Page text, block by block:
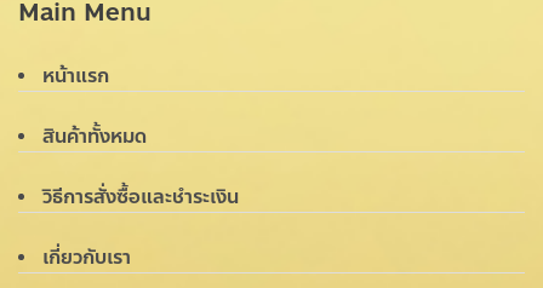
Main Menu
หน้าแรก
สินค้าทั้งหมด
วิธีการสั่งซื้อและชำระเงิน
เกี่ยวกับเรา